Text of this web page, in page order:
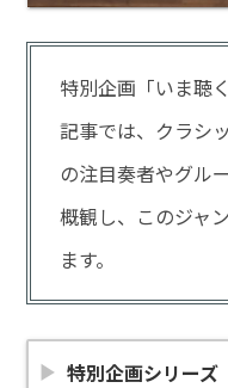
特別企画「いま聴
記事では、クラシ
の注目奏者やグル
概観し、このジャ
ます。
特別企画シリーズ